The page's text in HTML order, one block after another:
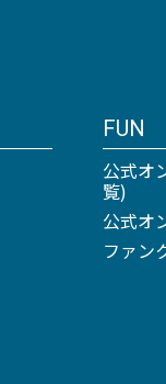
FUN
公式オ
覧)
公式オ
ファン